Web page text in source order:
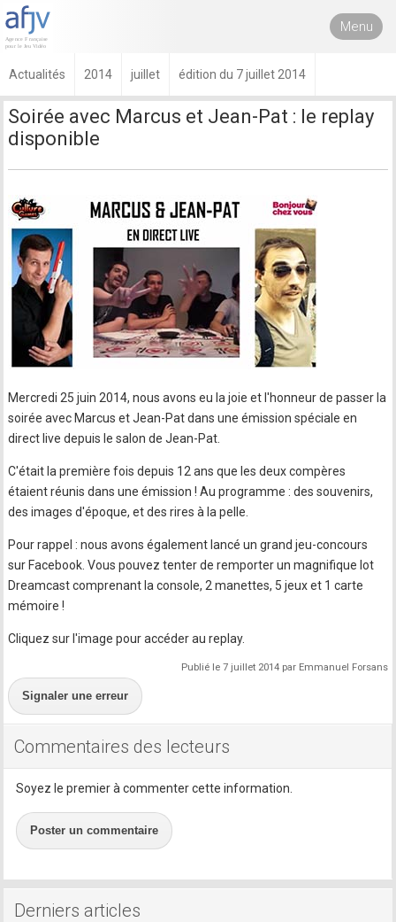
Menu
Actualités 2014 juillet édition du 7 juillet 2014
Soirée avec Marcus et Jean-Pat : le replay
disponible
Mercredi 25 juin 2014, nous avons eu la joie et l'honneur de passer la
soirée avec Marcus et Jean-Pat dans une émission spéciale en
direct live depuis le salon de Jean-Pat.
C'était la première fois depuis 12 ans que les deux compères
étaient réunis dans une émission ! Au programme : des souvenirs,
des images d'époque, et des rires à la pelle.
Pour rappel : nous avons également lancé un grand jeu-concours
sur Facebook. Vous pouvez tenter de remporter un magnifique lot
Dreamcast comprenant la console, 2 manettes, 5 jeux et 1 carte
mémoire !
Cliquez sur l'image pour accéder au replay.
Publié le 7 juillet 2014 par Emmanuel Forsans
Signaler une erreur
Commentaires des lecteurs
Soyez le premier à commenter cette information.
Poster un commentaire
Derniers articles